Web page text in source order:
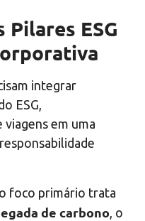
ESG
integrar
ESG,
em uma
o foco primário trata
de carbono , o